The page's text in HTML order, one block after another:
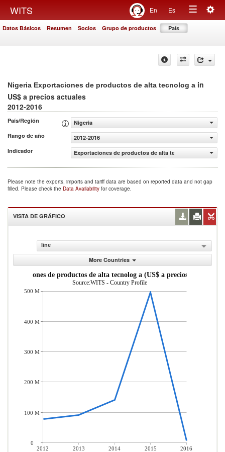
WITS En Es
Toggle
Datos Básicos Resumen Socios Grupo de productos País
Nigeria Exportaciones de productos de alta tecnolog a in
US$ a precios actuales
2012-2016
País/Región
Nigeria
Rango de año
2012-2016
Indicador
Exportaciones de productos de alta tecnolog a (US$ a
Please note the exports, imports and tariff data are based on reported data and not gap
filled. Please check the Data Availability for coverage.
VISTA DE GRÁFICO
line
More Countries
Exportaciones de productos de alta tecnolog a (US$ a precios actuales)
Source:WITS - Country Profile
2012 2013 2014 2015
2016
500 M
400 M
300 M
200 M
100 M
0